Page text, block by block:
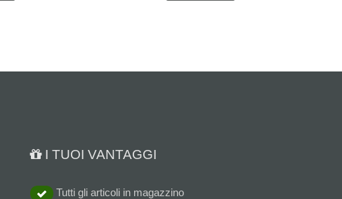
I TUOI VANTAGGI
Tutti gli articoli in magazzino